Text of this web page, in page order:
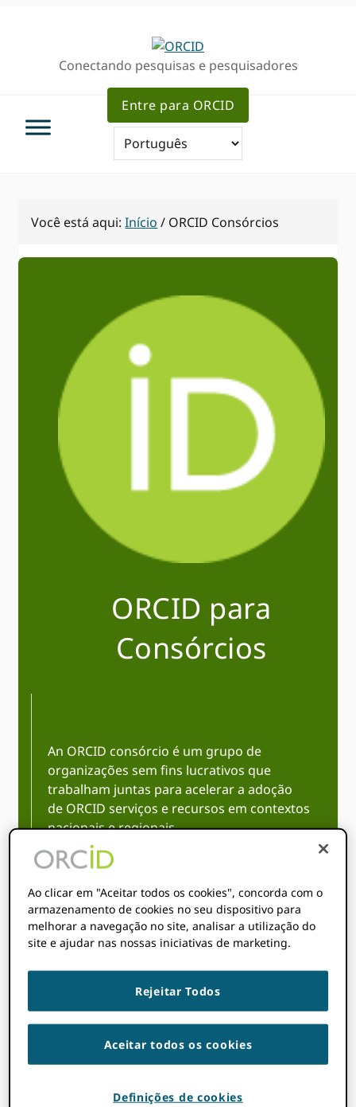
navegaçãoConectando pesquisas e pesquisadores
Entre para ORCID
Você está aqui:Início / ORCID Consórcios
ORCID para
Consórcios
An ORCID consórcio é um grupo de
organizações sem fins lucrativos que
trabalham juntas para acelerar a adoção
de ORCID serviços e recursos em contextos
nacionais e regionais.
Compartilhe
conhecimento e
reúna recursos de
maneira econômica
Ao clicar em "Aceitar todos os cookies", concorda com o
armazenamento de cookies no seu dispositivo para
melhorar a navegação no site, analisar a utilização do
site e ajudar nas nossas iniciativas de marketing.
Rejeitar Todos
Aceitar todos os cookies
Definições de cookies